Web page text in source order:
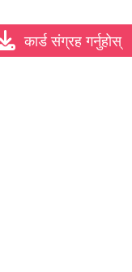
कार्ड संग्रह गर्नुहोस्